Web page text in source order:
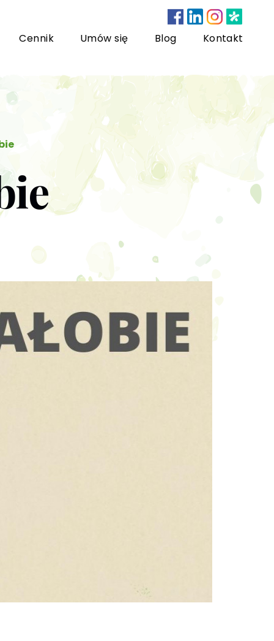
Cennik Umów się Blog Kontakt
bariatryczne
dzieci i młodzieży
rodzinna
Trening Umiejętności Społecznych dla dzieci i